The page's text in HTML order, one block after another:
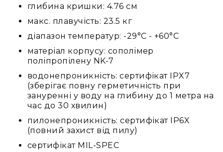
та
ресівери/
ЦАПи
Програвачі
Ресивери
та
програвачі
ЦАПи
та
підсилювачі
глибина кришки: 4.76 см
макс. плавучість: 23.5 кг
діапазон температур: -29°C - +60°C
матеріал корпусу: сополімер
поліпропілену NK-7
водонепроникність: сертифікат IPX7
(зберігає повну герметичність при
зануренні у воду на глибину до 1 метра на
час до 30 хвилин)
пилонепроникність: сертифікат IP6X
(повний захист від пилу)
сертифікат MIL-SPEC